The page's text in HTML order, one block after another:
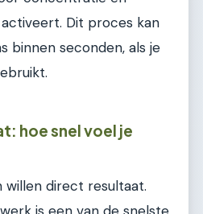
Dit proces kan
binnen seconden, als je
hoe snel voel je
willen direct resultaat.